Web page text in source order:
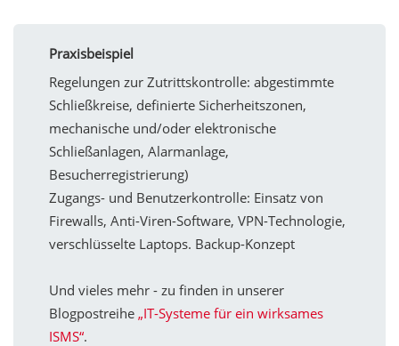
Praxisbeispiel
Regelungen zur Zutrittskontrolle: abgestimmte
Schließkreise, definierte Sicherheitszonen,
mechanische und/oder elektronische
Schließanlagen, Alarmanlage,
Besucherregistrierung)
Zugangs- und Benutzerkontrolle: Einsatz von
Firewalls, Anti-Viren-Software, VPN-Technologie,
verschlüsselte Laptops. Backup-Konzept
Und vieles mehr - zu finden in unserer
Blogpostreihe „IT-Systeme für ein wirksames
ISMS“.